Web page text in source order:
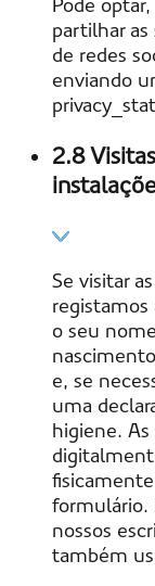
Pode
partilhar
de redes
enviando
2.8
Se visitar
registamos
o seu
e, se
uma
higiene.
formulário.
nossos
também